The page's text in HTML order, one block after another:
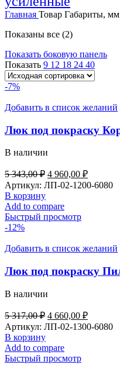
Главная Товар Габариты, мм
Показаны все (2)
Показать боковую панель
Показать 9 12 18 24 40
-7%
Добавить в список желаний
Люк под покраску
В наличии
5 343,00₽ Первоначальная
цена
5
343,00 ₽.
4 960,00 ₽Текущая
цена:
Артикул: ЛП-02-1200-6080
В корзину
Add to compare
Быстрый просмотр
-12%
Добавить в список желаний
Люк под покраску
В наличии
5 317,00₽ Первоначальная
цена
5
317,00 ₽.
4 660,00 ₽Текущая
цена:
Артикул: ЛП-02-1300-6080
В корзину
Add to compare
Быстрый просмотр